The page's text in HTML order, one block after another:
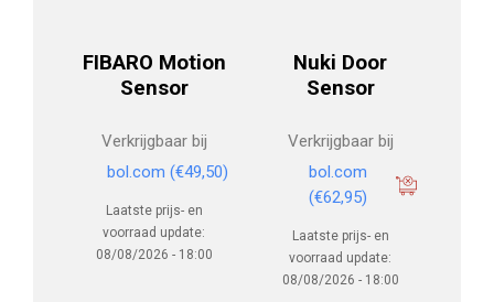
FIBARO Motion
Sensor
Verkrijgbaar bij
bol.com (€49,50)
Laatste prijs- en
voorraad update:
08/08/2026 - 18:00
Nuki Door
Sensor
Verkrijgbaar bij
bol.com
(€62,95)
Laatste prijs- en
voorraad update:
08/08/2026 - 18:00